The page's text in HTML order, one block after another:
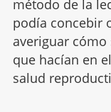
método de la
podía concebir
averiguar
que hacían en
salud